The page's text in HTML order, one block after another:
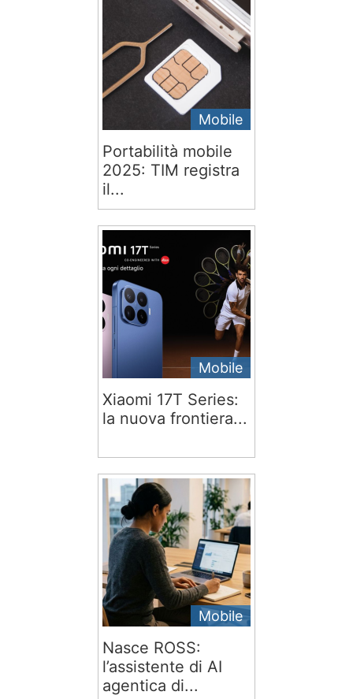
Mobile
Portabilità mobile
2025: TIM registra
il...
Mobile
Xiaomi 17T Series:
la nuova frontiera...
Mobile
Nasce ROSS:
l’assistente di AI
agentica di...